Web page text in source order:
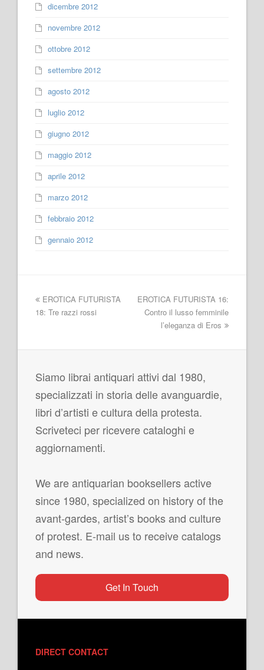
dicembre 2012
novembre 2012
ottobre 2012
settembre 2012
agosto 2012
luglio 2012
giugno 2012
maggio 2012
aprile 2012
marzo 2012
febbraio 2012
gennaio 2012
EROTICA FUTURISTA 16:
Contro il lusso femminile
l’eleganza di Eros
EROTICA FUTURISTA
18: Tre razzi rossi
Siamo librai antiquari attivi dal 1980,
specializzati in storia delle avanguardie,
libri d’artisti e cultura della protesta.
Scriveteci per ricevere cataloghi e
aggiornamenti.
We are antiquarian booksellers active
since 1980, specialized on history of the
avant-gardes, artist’s books and culture
of protest. E-mail us to receive catalogs
and news.
Get In Touch
DIRECT CONTACT